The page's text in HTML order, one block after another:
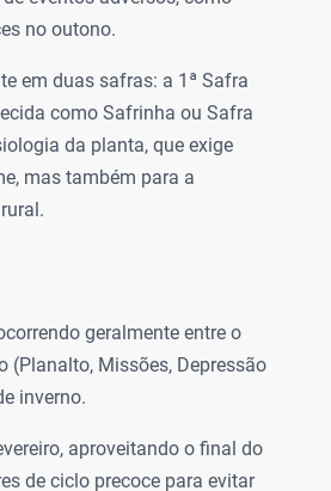
no outono.
em duas safras: a 1ª Safra
como Safrinha ou Safra
da planta, que exige
mas também para a
geralmente entre o
(Planalto, Missões, Depressão
inverno.
aproveitando o final do
de ciclo precoce para evitar